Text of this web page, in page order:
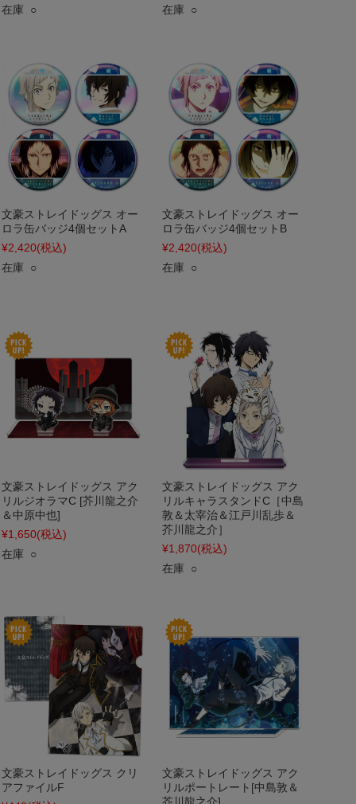
在庫 ○
在庫 ○
文豪ストレイドッグス オー
ロラ缶バッジ4個セットA
¥2,420(税込)
在庫 ○
文豪ストレイドッグス オー
ロラ缶バッジ4個セットB
¥2,420(税込)
在庫 ○
文豪ストレイドッグス アク
リルジオラマC [芥川龍之介
＆中原中也]
¥1,650(税込)
在庫 ○
文豪ストレイドッグス アク
リルキャラスタンドC［中島
敦＆太宰治＆江戸川乱歩＆
芥川龍之介］
¥1,870(税込)
在庫 ○
文豪ストレイドッグス クリ
アファイルF
文豪ストレイドッグス アク
リルポートレート[中島敦＆